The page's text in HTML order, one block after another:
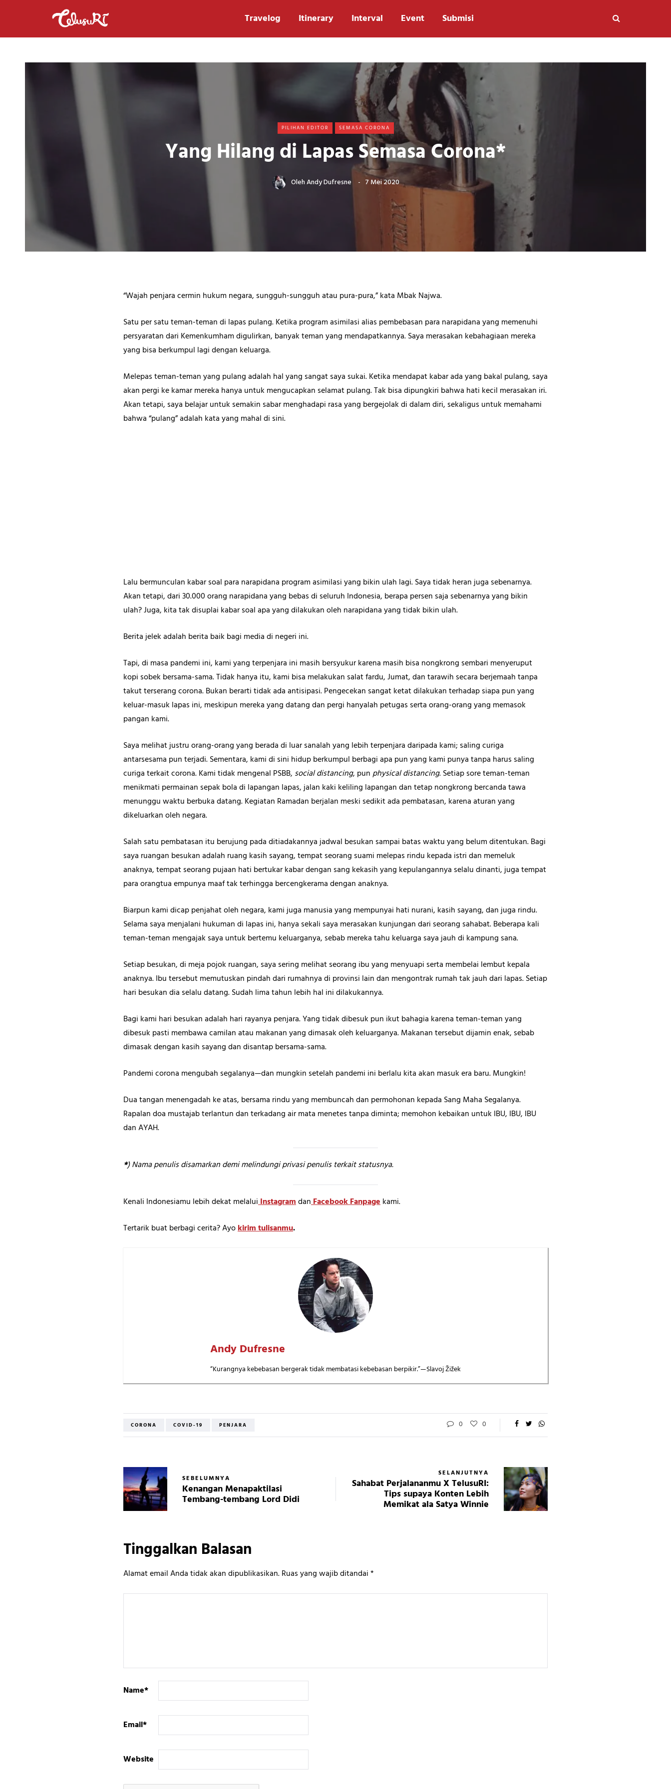
Travelog Itinerary Interval Event Submisi
PILIHAN EDITOR SEMASA CORONA
Yang Hilang di Lapas Semasa Corona*
OlehAndy Dufresne 7 Mei 2020
“Wajah penjara cermin hukum negara, sungguh-sungguh atau pura-pura,” kata Mbak Najwa.
Satu per satu teman-teman di lapas pulang. Ketika program asimilasi alias pembebasan para narapidana yang memenuhi
persyaratan dari Kemenkumham digulirkan, banyak teman yang mendapatkannya. Saya merasakan kebahagiaan mereka
yang bisa berkumpul lagi dengan keluarga.
Melepas teman-teman yang pulang adalah hal yang sangat saya sukai. Ketika mendapat kabar ada yang bakal pulang, saya
akan pergi ke kamar mereka hanya untuk mengucapkan selamat pulang. Tak bisa dipungkiri bahwa hati kecil merasakan iri.
Akan tetapi, saya belajar untuk semakin sabar menghadapi rasa yang bergejolak di dalam diri, sekaligus untuk memahami
bahwa “pulang” adalah kata yang mahal di sini.
Lalu bermunculan kabar soal para narapidana program asimilasi yang bikin ulah lagi. Saya tidak heran juga sebenarnya.
Akan tetapi, dari 30.000 orang narapidana yang bebas di seluruh Indonesia, berapa persen saja sebenarnya yang bikin
ulah? Juga, kita tak disuplai kabar soal apa yang dilakukan oleh narapidana yang tidak bikin ulah.
Berita jelek adalah berita baik bagi media di negeri ini.
Tapi, di masa pandemi ini, kami yang terpenjara ini masih bersyukur karena masih bisa nongkrong sembari menyeruput
kopi sobek bersama-sama. Tidak hanya itu, kami bisa melakukan salat fardu, Jumat, dan tarawih secara berjemaah tanpa
takut terserang corona. Bukan berarti tidak ada antisipasi. Pengecekan sangat ketat dilakukan terhadap siapa pun yang
keluar-masuk lapas ini, meskipun mereka yang datang dan pergi hanyalah petugas serta orang-orang yang memasok
pangan kami.
Saya melihat justru orang-orang yang berada di luar sanalah yang lebih terpenjara daripada kami; saling curiga
antarsesama pun terjadi. Sementara, kami di sini hidup berkumpul berbagi apa pun yang kami punya tanpa harus saling
curiga terkait corona. Kami tidak mengenal PSBB, social distancing, punphysical distancing. Setiap sore teman-teman
menikmati permainan sepak bola di lapangan lapas, jalan kaki keliling lapangan dan tetap nongkrong bercanda tawa
menunggu waktu berbuka datang. Kegiatan Ramadan berjalan meski sedikit ada pembatasan, karena aturan yang
dikeluarkan oleh negara.
Salah satu pembatasan itu berujung pada ditiadakannya jadwal besukan sampai batas waktu yang belum ditentukan. Bagi
saya ruangan besukan adalah ruang kasih sayang, tempat seorang suami melepas rindu kepada istri dan memeluk
anaknya, tempat seorang pujaan hati bertukar kabar dengan sang kekasih yang kepulangannya selalu dinanti, juga tempat
para orangtua empunya maaf tak terhingga bercengkerama dengan anaknya.
Biarpun kami dicap penjahat oleh negara, kami juga manusia yang mempunyai hati nurani, kasih sayang, dan juga rindu.
Selama saya menjalani hukuman di lapas ini, hanya sekali saya merasakan kunjungan dari seorang sahabat. Beberapa kali
teman-teman mengajak saya untuk bertemu keluarganya, sebab mereka tahu keluarga saya jauh di kampung sana.
Setiap besukan, di meja pojok ruangan, saya sering melihat seorang ibu yang menyuapi serta membelai lembut kepala
anaknya. Ibu tersebut memutuskan pindah dari rumahnya di provinsi lain dan mengontrak rumah tak jauh dari lapas. Setiap
hari besukan dia selalu datang. Sudah lima tahun lebih hal ini dilakukannya.
Bagi kami hari besukan adalah hari rayanya penjara. Yang tidak dibesuk pun ikut bahagia karena teman-teman yang
dibesuk pasti membawa camilan atau makanan yang dimasak oleh keluarganya. Makanan tersebut dijamin enak, sebab
dimasak dengan kasih sayang dan disantap bersama-sama.
Pandemi corona mengubah segalanya—dan mungkin setelah pandemi ini berlalu kita akan masuk era baru. Mungkin!
Dua tangan menengadah ke atas, bersama rindu yang membuncah dan permohonan kepada Sang Maha Segalanya.
Rapalan doa mustajab terlantun dan terkadang air mata menetes tanpa diminta; memohon kebaikan untuk IBU, IBU, IBU
dan AYAH.
*) Nama penulis disamarkan demi melindungi privasi penulis terkait statusnya.
Kenali Indonesiamu lebih dekat melaluiInstagramdanFacebook Fanpagekami.
Tertarik buat berbagi cerita? Ayokirim tulisanmu.
Andy Dufresne
“Kurangnya kebebasan bergerak tidak membatasi kebebasan berpikir.”—Slavoj Žižek
CORONA COVID-19 PENJARA 0 0
SEBELUMNYA
Kenangan Menapaktilasi
Tembang-tembang Lord Didi
SELANJUTNYA
Sahabat Perjalananmu X TelusuRI:
Tips supaya Konten Lebih
Memikat ala Satya Winnie
Tinggalkan Balasan
Alamat email Anda tidak akan dipublikasikan.Ruas yang wajib ditandai*
Name*
Email*
Website